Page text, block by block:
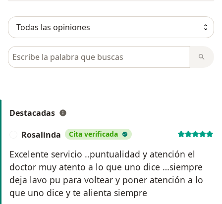
Busca en opiniones
Destacadas
Rosalinda Cita verificada
Excelente servicio ..puntualidad y atención el
doctor muy atento a lo que uno dice …siempre
deja lavo pu para voltear y poner atención a lo
que uno dice y te alienta siempre